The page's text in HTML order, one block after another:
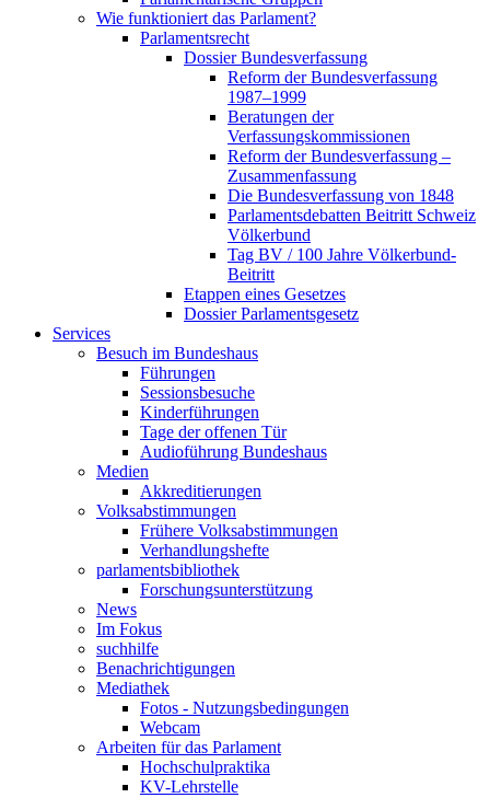
Wie funktioniert das Parlament?
Parlamentsrecht
Dossier Bundesverfassung
Reform der Bundesverfassung
1987–1999
Beratungen der
Verfassungskommissionen
Reform der Bundesverfassung –
Zusammenfassung
Die Bundesverfassung von 1848
Parlamentsdebatten Beitritt Schweiz
Völkerbund
Tag BV / 100 Jahre Völkerbund-
Beitritt
Etappen eines Gesetzes
Dossier Parlamentsgesetz
Services
Besuch im Bundeshaus
Führungen
Sessionsbesuche
Kinderführungen
Tage der offenen Tür
Audioführung Bundeshaus
Medien
Akkreditierungen
Volksabstimmungen
Frühere Volksabstimmungen
Verhandlungshefte
parlamentsbibliothek
Forschungsunterstützung
News
Im Fokus
suchhilfe
Benachrichtigungen
Mediathek
Fotos - Nutzungsbedingungen
Webcam
Arbeiten für das Parlament
Hochschulpraktika
KV-Lehrstelle